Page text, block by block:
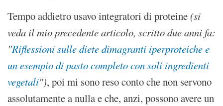
Tempo addietro usavo integratori di proteine (si
veda il mio precedente articolo, scritto due anni fa:
"Riflessioni sulle diete dimagranti iperproteiche e
un esempio di pasto completo con soli ingredienti
vegetali"), poi mi sono reso conto che non servono
assolutamente a nulla e che, anzi, possono avere un